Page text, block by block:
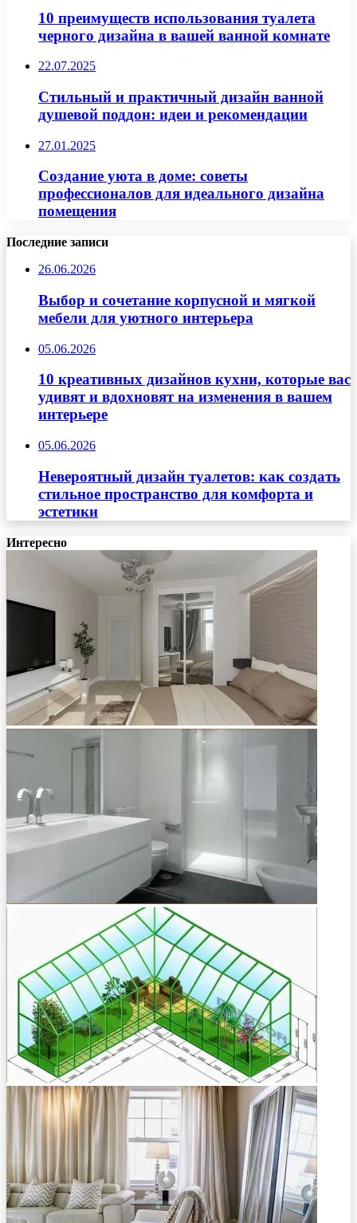
10 преимуществ использования туалета
черного дизайна в вашей ванной комнате
22.07.2025
Стильный и практичный дизайн ванной
душевой поддон: идеи и рекомендации
27.01.2025
Создание уюта в доме: советы
профессионалов для идеального дизайна
помещения
Последние записи
26.06.2026
Выбор и сочетание корпусной и мягкой
мебели для уютного интерьера
05.06.2026
10 креативных дизайнов кухни, которые вас
удивят и вдохновят на изменения в вашем
интерьере
05.06.2026
Невероятный дизайн туалетов: как создать
стильное пространство для комфорта и
эстетики
Интересно